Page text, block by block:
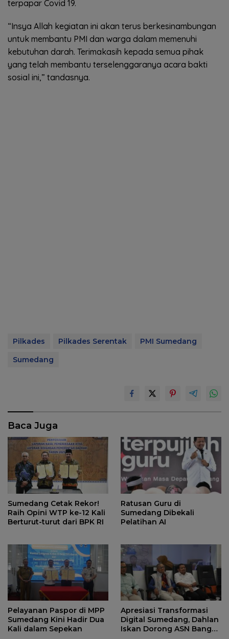
terpapar Covid 19.
“Insya Allah kegiatan ini akan terus berkesinambungan
untuk membantu PMI dan warga dalam memenuhi
kebutuhan darah. Terimakasih kepada semua pihak
yang telah membantu terselenggaranya acara bakti
sosial ini,” tandasnya.
Pilkades Pilkades Serentak
PMI Sumedang
Sumedang
Baca Juga
Sumedang Cetak Rekor!
Raih Opini WTP ke-12 Kali
Berturut-turut dari BPK RI
Ratusan Guru di
Sumedang Dibekali
Pelatihan AI
Pelayanan Paspor di MPP
Sumedang Kini Hadir Dua
Kali dalam Sepekan
Apresiasi Transformasi
Digital Sumedang, Dahlan
Iskan Dorong ASN Bangun